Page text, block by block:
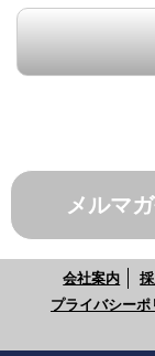
メルマ
会社案内
プライバシー